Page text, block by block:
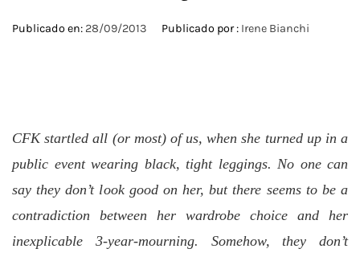
Publicado en: 28/09/2013 Publicado por : Irene Bianchi
CFK startled all (or most) of us, when she turned up in a
public event wearing black, tight leggings. No one can
say they don’t look good on her, but there seems to be a
contradiction between her wardrobe choice and her
inexplicable 3-year-mourning. Somehow, they don’t